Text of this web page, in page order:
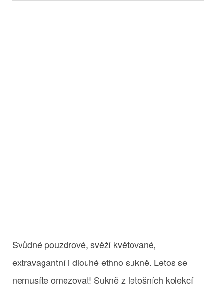
Svůdné pouzdrové, svěží květované,
extravagantní i dlouhé ethno sukně. Letos se
nemusíte omezovat! Sukně z letošních kolekcí